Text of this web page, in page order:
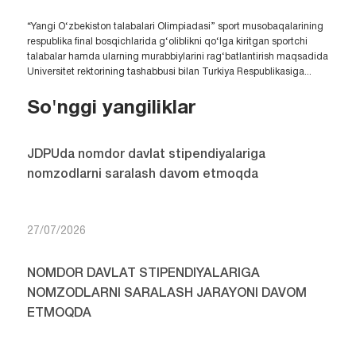
“Yangi O‘zbekiston talabalari Olimpiadasi” sport musobaqalarining
respublika final bosqichlarida g‘oliblikni qo‘lga kiritgan sportchi
talabalar hamda ularning murabbiylarini rag‘batlantirish maqsadida
Universitet rektorining tashabbusi bilan Turkiya Respublikasiga...
So'nggi yangiliklar
JDPUda nomdor davlat stipendiyalariga
nomzodlarni saralash davom etmoqda
27/07/2026
NOMDOR DAVLAT STIPENDIYALARIGA
NOMZODLARNI SARALASH JARAYONI DAVOM
ETMOQDA